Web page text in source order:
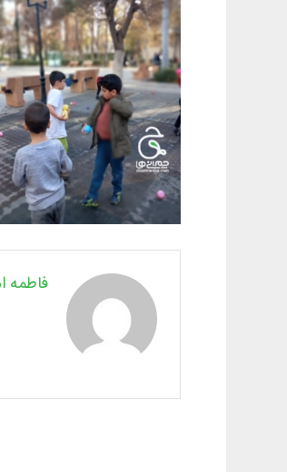
فاطمه